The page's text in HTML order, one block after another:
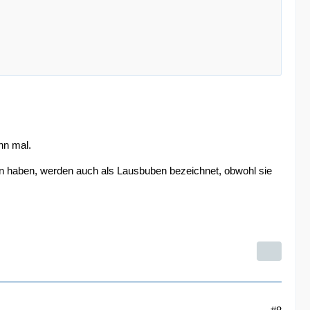
mal.
werden auch als Lausbuben bezeichnet, obwohl sie